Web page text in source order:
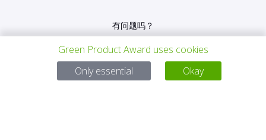
有问题吗？
电子邮件service@gp-award.com
电话 + 49 30 25742 880
Green Product Award uses cookies
Only essential
Okay